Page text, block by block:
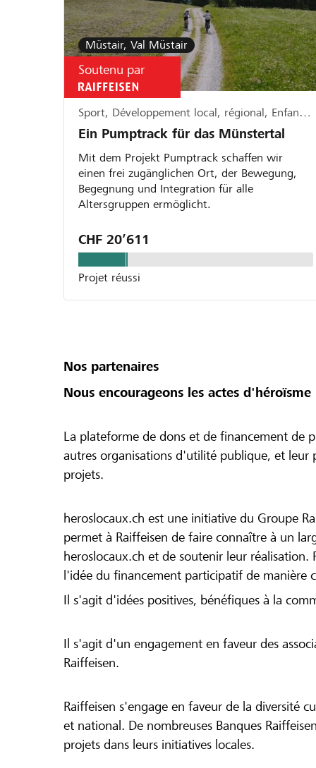
Müstair, Val Müstair
Soutenu par
Sport, Développement local, régional, Enfants, jeunesse & famille
Ein Pumptrack für das Münstertal
Mit dem Projekt Pumptrack schaffen wir
einen frei zugänglichen Ort, der Bewegung,
Begegnung und Integration für alle
Altersgruppen ermöglicht.
CHF 20’611
Projet réussi
Nos partenaires
Nous encourageons les actes d'héroïsme
La plateforme de dons et de financement de
autres organisations d'utilité publique, et leur
projets.
heroslocaux.ch est une initiative du Groupe
permet à Raiffeisen de faire connaître à un
heroslocaux.ch et de soutenir leur
l'idée du financement participatif de manière
Il s'agit d'idées positives, bénéfiques à la
Il s'agit d'un engagement en faveur des
Raiffeisen.
Raiffeisen s'engage en faveur de la diversité
et national. De nombreuses Banques
projets dans leurs initiatives locales.